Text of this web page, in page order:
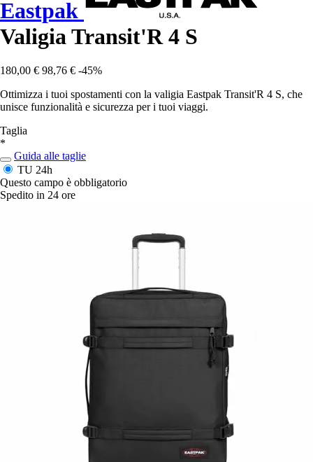
Eastpak
Valigia Transit'R 4 S
180,00 € 98,76 € -45%
Ottimizza i tuoi spostamenti con la valigia Eastpak Transit'R 4 S, che
unisce funzionalità e sicurezza per i tuoi viaggi.
Taglia
*
Guida alle taglie
TU 24h
Questo campo è obbligatorio
Spedito in 24 ore